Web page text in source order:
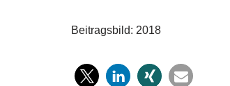
Beitragsbild: 2018